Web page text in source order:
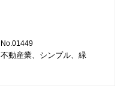
No.01449
不動産業、シンプル、緑